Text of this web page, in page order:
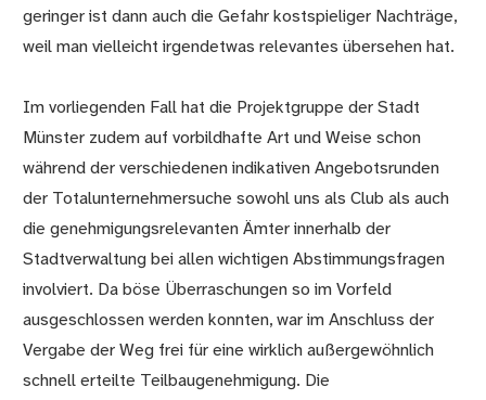
geringer ist dann auch die Gefahr kostspieliger Nachträge,
weil man vielleicht irgendetwas relevantes übersehen hat.
Im vorliegenden Fall hat die Projektgruppe der Stadt
Münster zudem auf vorbildhafte Art und Weise schon
während der verschiedenen indikativen Angebotsrunden
der Totalunternehmersuche sowohl uns als Club als auch
die genehmigungsrelevanten Ämter innerhalb der
Stadtverwaltung bei allen wichtigen Abstimmungsfragen
involviert. Da böse Überraschungen so im Vorfeld
ausgeschlossen werden konnten, war im Anschluss der
Vergabe der Weg frei für eine wirklich außergewöhnlich
schnell erteilte Teilbaugenehmigung. Die